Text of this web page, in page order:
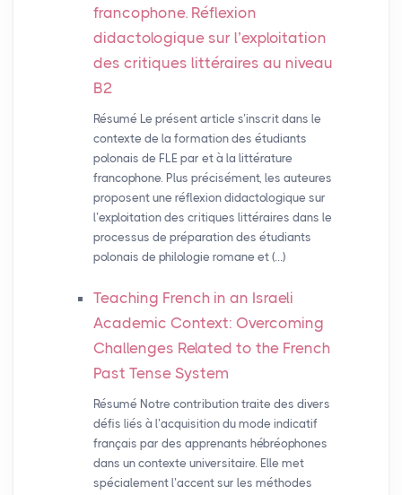
francophone. Réflexion
didactologique sur l’exploitation
des critiques littéraires au niveau
B2
Résumé Le présent article s’inscrit dans le
contexte de la formation des étudiants
polonais de FLE par et à la littérature
francophone. Plus précisément, les auteures
proposent une réflexion didactologique sur
l’exploitation des critiques littéraires dans le
processus de préparation des étudiants
polonais de philologie romane et (…)
Teaching French in an Israeli
Academic Context: Overcoming
Challenges Related to the French
Past Tense System
Résumé Notre contribution traite des divers
défis liés à l’acquisition du mode indicatif
français par des apprenants hébréophones
dans un contexte universitaire. Elle met
spécialement l’accent sur les méthodes